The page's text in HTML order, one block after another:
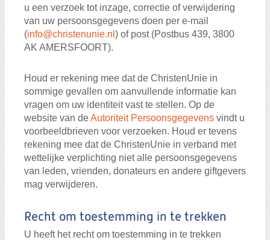
u een verzoek tot inzage, correctie of verwijdering
van uw persoonsgegevens doen per e-mail
(info@christenunie.nl ) of post (Postbus 439, 3800
AK AMERSFOORT).
Houd er rekening mee dat de ChristenUnie in
sommige gevallen om aanvullende informatie kan
vragen om uw identiteit vast te stellen. Op de
website van deAutoriteit Persoonsgegevens vindt u
voorbeeldbrieven voor verzoeken. Houd er tevens
rekening mee dat de ChristenUnie in verband met
wettelijke verplichting niet alle persoonsgegevens
van leden, vrienden, donateurs en andere giftgevers
mag verwijderen.
Recht om toestemming in te trekken
U heeft het recht om toestemming in te trekken